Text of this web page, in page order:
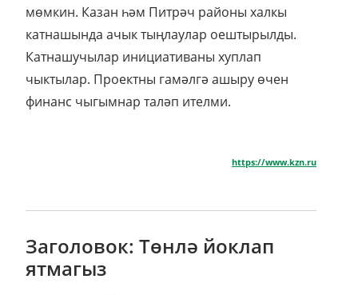
мөмкин. Казан һәм Питрәч районы халкы
катнашында ачык тыңлаулар оештырылды.
Катнашучылар инициативаны хуплап
чыктылар. Проектны гамәлгә ашыру өчен
финанс чыгымнар таләп ителми.
https://www.kzn.ru
Заголовок: Төнлә йоклап
ятмагыз